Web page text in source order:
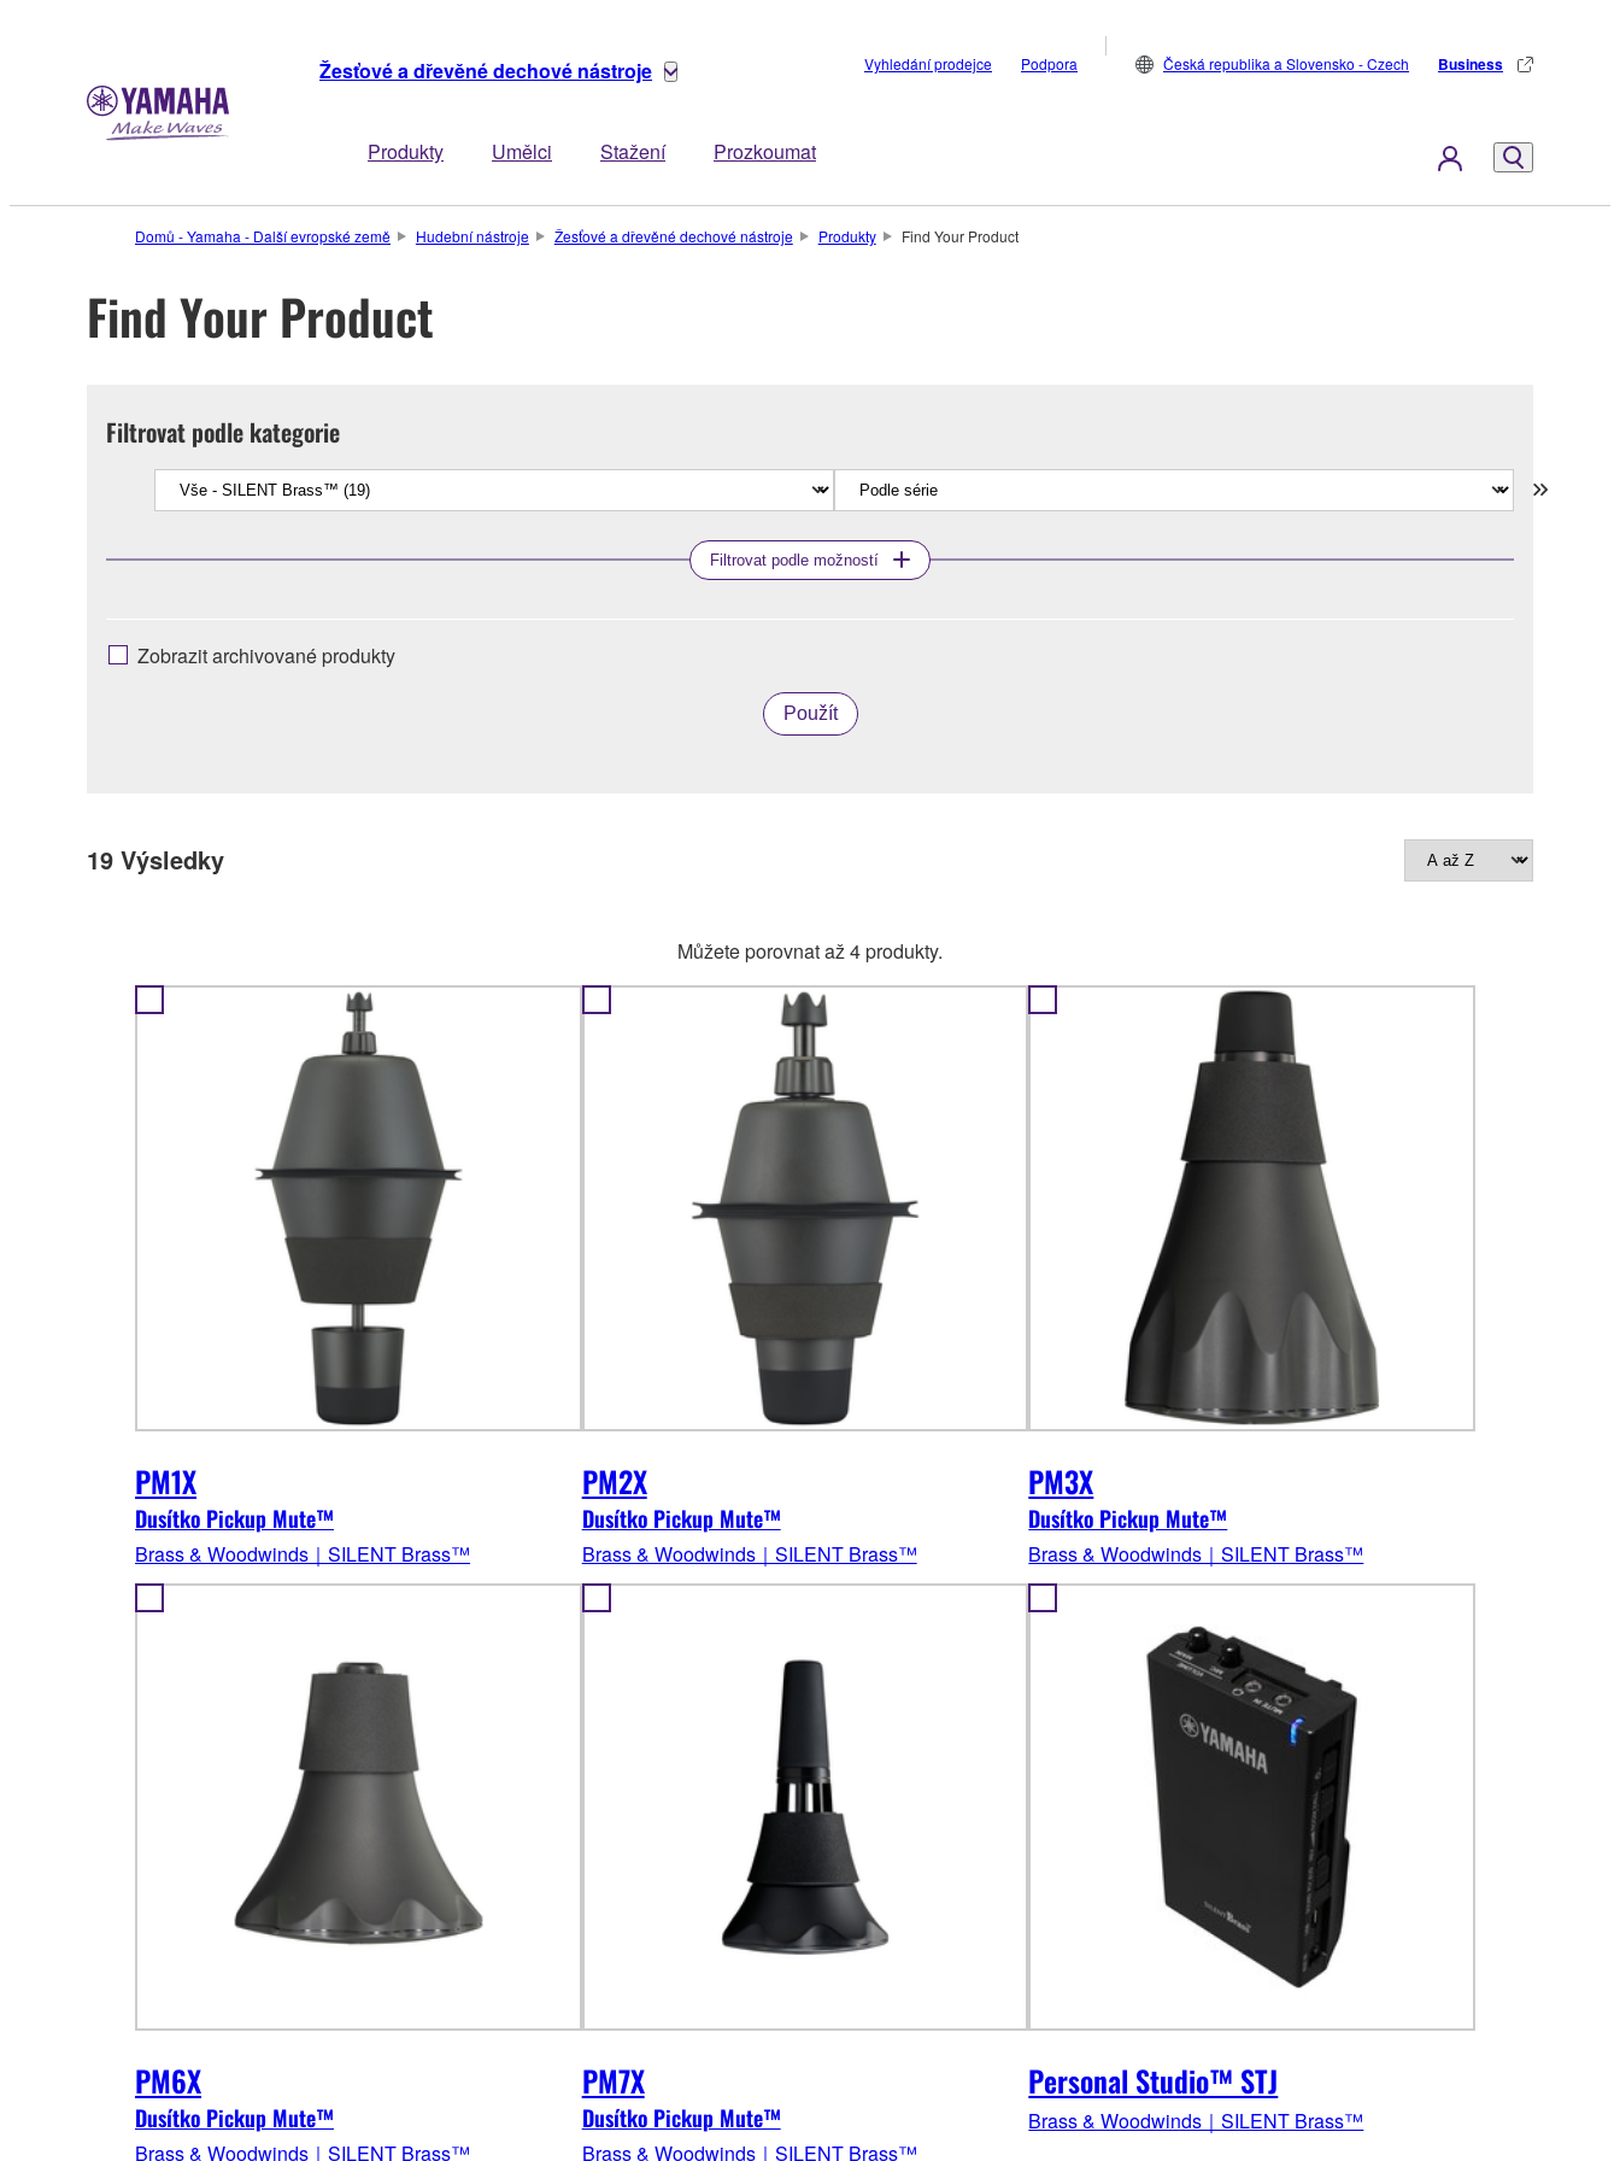
Žesťové a dřevěné dechové nástroje
Produkty Umělci Stažení Prozkoumat
Vyhledání prodejce Podpora Česká republika a Slovensko - Czech Business
Domů - Yamaha - Další evropské země Hudební nástroje Žesťové a dřevěné dechové nástroje Produkty Find Your Product
Find Your Product
Filtrovat podle kategorie
Filtrovat podle možností
Zobrazit archivované produkty
Použít
19 Výsledky
Můžete porovnat až 4 produkty.
PM1X
Dusítko Pickup Mute™
Brass & Woodwinds｜SILENT Brass™
PM2X
Dusítko Pickup Mute™
Brass & Woodwinds｜SILENT Brass™
PM3X
Dusítko Pickup Mute™
Brass & Woodwinds｜SILENT Brass™
PM6X
Dusítko Pickup Mute™
Brass & Woodwinds｜SILENT Brass™
PM7X
Dusítko Pickup Mute™
Brass & Woodwinds｜SILENT Brass™
Personal Studio™ STJ
Brass & Woodwinds｜SILENT Brass™